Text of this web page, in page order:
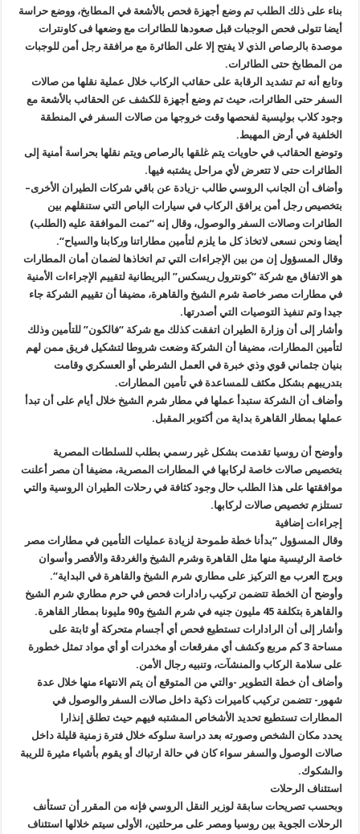
بناء على ذلك الطلب تم وضع أجهزة فحص بالأشعة في المطابخ، ووضع حراسة
أيضا تتولى فحص الوجبات قبل صعودها للطائرات مع وضعها فى كاونترات
موصدة بالرصاص الذي لا يفتح إلا على الطائرة مع مرافقة رجل أمن للوجبات
من المطابخ حتى الطائرات.
وتابع أنه تم تشديد الرقابة على حقائب الركاب خلال عملية نقلها من صالات
السفر حتى الطائرات، حيث تم وضع أجهزة للكشف عن الحقائب بالأشعة مع
وجود كلاب بوليسية لفحصها وقت خروجها من صالات السفر في المنطقة
الخلفية في أرض المهبط.
وتوضع الحقائب في حاويات يتم غلقها بالرصاص ويتم نقلها بحراسة أمنية إلى
الطائرات حتى لا تتعرض لأي مراحل يشتبه فيها.
وأضاف أن الجانب الروسي طالب -زيادة عن باقي شركات الطيران الأخرى–
بتخصيص رجل أمن يرافق الركاب في سيارات الباص التي ستنقلهم بين
الطائرات وصالات السفر والوصول، وقال إنه “تمت الموافقة عليه (الطلب)
أيضا ونحن نسعى لاتخاذ كل ما يلزم لتأمين مطاراتنا وركابنا والسياح“.
وقال المسؤول إن من بين الإجراءات التي تم اتخاذها لضمان أمان المطارات
هو الاتفاق مع شركة “كونترول ريسكس” البريطانية لتقييم الإجراءات الأمنية
في مطارات مصر خاصة شرم الشيخ والقاهرة، مضيفا أن تقييم الشركة جاء
جيدا وتم تنفيذ التوصيات التي أصدرتها.
وأشار إلى أن وزارة الطيران اتفقت كذلك مع شركة “فالكون” للتأمين وذلك
لتأمين المطارات، مضيفا أن الشركة وضعت شروطا لتشكيل فريق ممن لهم
بنيان جثماني قوي وذي خبرة في العمل الشرطي أو العسكري وقامت
بتدريبهم بشكل مكثف للمساعدة في تأمين المطارات.
وأضاف أن الشركة ستبدأ عملها في مطار شرم الشيخ خلال أيام على أن تبدأ
عملها بمطار القاهرة بداية من أكتوبر المقبل.
وأوضح أن روسيا تقدمت بشكل غير رسمي بطلب للسلطات المصرية
بتخصيص صالات خاصة لركابها في المطارات المصرية، مضيفا أن مصر أعلنت
موافقتها على هذا الطلب حال وجود كثافة في رحلات الطيران الروسية والتي
تستلزم تخصيص صالات لركابها.
إجراءات إضافية
وقال المسؤول “بدأنا خطة طموحة لزيادة عمليات التأمين في مطارات مصر
خاصة الرئيسية منها مثل القاهرة وشرم الشيخ والغردقة والأقصر وأسوان
وبرج العرب مع التركيز على مطاري شرم الشيخ والقاهرة في البداية“.
وأوضح أن الخطة تتضمن تركيب رادارات فحص في حرم مطاري شرم الشيخ
والقاهرة بتكلفة 45 مليون جنيه في شرم الشيخ و90 مليونا بمطار القاهرة
.
وأشار إلى أن الرادارات تستطيع فحص أي أجسام متحركة أو ثابتة على
مساحة3 كم مربع وكشف أي مفرقعات أو مخدرات أو أي مواد تمثل خطورة
على سلامة الركاب والمنشآت، وتنبيه رجال الأمن.
وأضاف أن خطة التطوير -والتي من المتوقع أن يتم الانتهاء منها خلال عدة
شهور- تتضمن تركيب كاميرات ذكية داخل صالات السفر والوصول في
المطارات تستطيع تحديد الأشخاص المشتبه فيهم حيث تطلق إنذارا
يحدد مكان الشخص وصورته بعد دراسة سلوكه خلال فترة زمنية قليلة داخل
صالات الوصول والسفر سواء كان في حالة ارتباك أو يقوم بأشياء مثيرة للريبة
والشكوك.
استئناف الرحلات
وبحسب تصريحات سابقة لوزير النقل الروسي فإنه من المقرر أن تستأنف
الرحلات الجوية بين روسيا ومصر على مرحلتين، الأولى سيتم خلالها استئناف